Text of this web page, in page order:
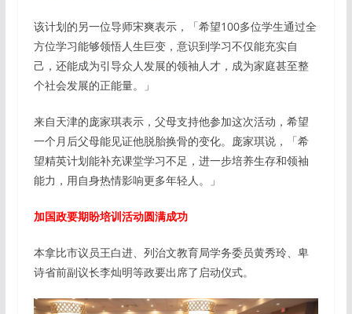
该计划的另一位导师宋爽表示，「希望100多位学生通过全
方位学习能够领悟人生巨变，意识到学习不仅能充实自
己，还能成为引导众人发展的领袖人才，成为家庭甚至整
个社会发展的正能量。」
来自天津的庞家琪表示，父母支持他参加这次活动，希望
一个月后父母能见证他脱胎换骨的变化。庞家琪说，「希
望精英计划能补充课堂学习不足，进一步培养生存和领袖
能力，用自身热情影响更多年轻人。」
加国政要期盼培训活动圆满成功
本拿比市议员王白进、列治文教育局学务委员黄秀玲、卑
诗省前副议长李灿明等政要出席了启动仪式。